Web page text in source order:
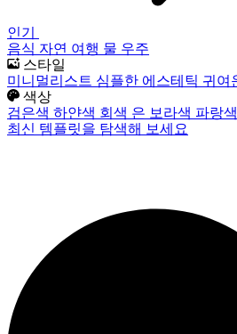
인기
음식 자연 여행 물 우주
스타일
미니멀리스트 심플한 에스테틱 귀여
색상
검은색 하얀색 회색 은 보라색 파랑색
최신 템플릿을 탐색해 보세요